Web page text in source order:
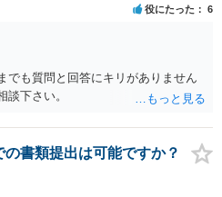
役にたった 6
でも質問と回答にキリがありません
下さい。
書類提出は可能ですか？